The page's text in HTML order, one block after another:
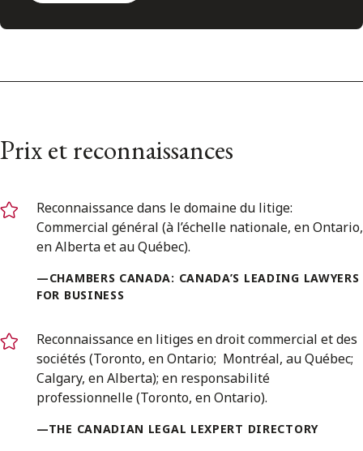
Prix et reconnaissances
Reconnaissance dans le domaine du litige:
Commercial général (à l’échelle nationale, en Ontario,
en Alberta et au Québec).
—CHAMBERS CANADA: CANADA’S LEADING LAWYERS
FOR BUSINESS
Reconnaissance en litiges en droit commercial et des
sociétés (Toronto, en Ontario; Montréal, au Québec;
Calgary, en Alberta); en responsabilité
professionnelle (Toronto, en Ontario).
—THE CANADIAN LEGAL LEXPERT DIRECTORY